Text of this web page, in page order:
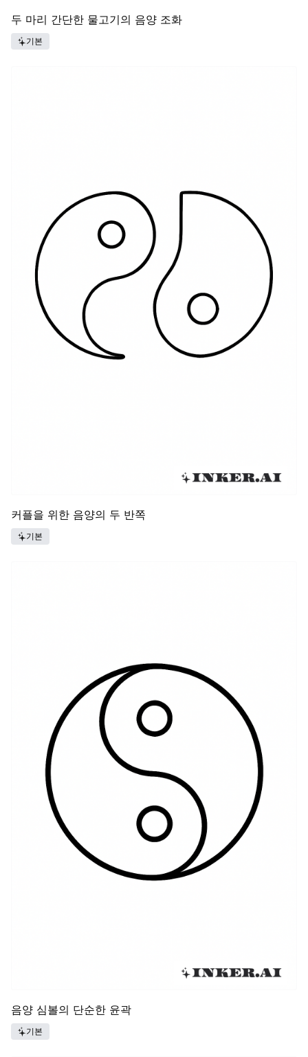
두 마리 간단한 물고기의 음양 조화
기본
커플을 위한 음양의 두 반쪽
기본
음양 심볼의 단순한 윤곽
기본